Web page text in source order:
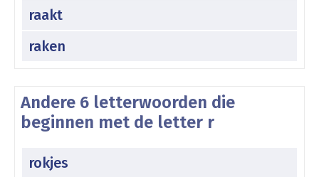
raakt
raken
Andere 6 letterwoorden die
beginnen met de letter r
rokjes